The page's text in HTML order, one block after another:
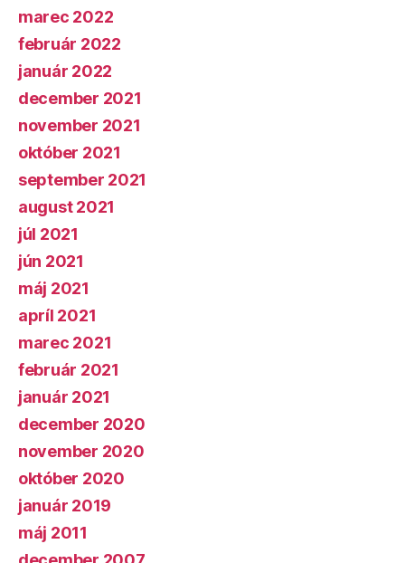
marec 2022
február 2022
január 2022
december 2021
november 2021
október 2021
september 2021
august 2021
júl 2021
jún 2021
máj 2021
apríl 2021
marec 2021
február 2021
január 2021
december 2020
november 2020
október 2020
január 2019
máj 2011